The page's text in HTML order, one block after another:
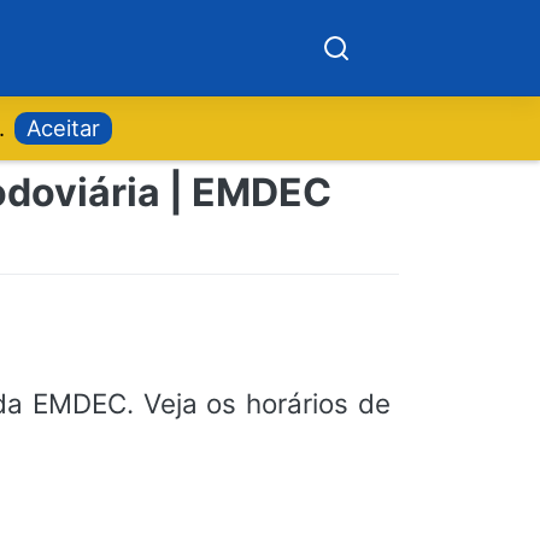
. Aceitar
| EMDEC
EMDEC. Veja os horários de